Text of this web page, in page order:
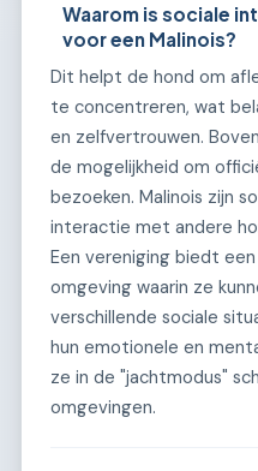
Waarom is sociale
voor een Malinois?
Dit helpt de hond om
te concentreren, wat
en zelfvertrouwen.
de mogelijkheid om
bezoeken. Malinois zijn
interactie met andere
Een vereniging biedt
omgeving waarin ze
verschillende sociale
hun emotionele en
ze in de "jachtmodus"
omgevingen.